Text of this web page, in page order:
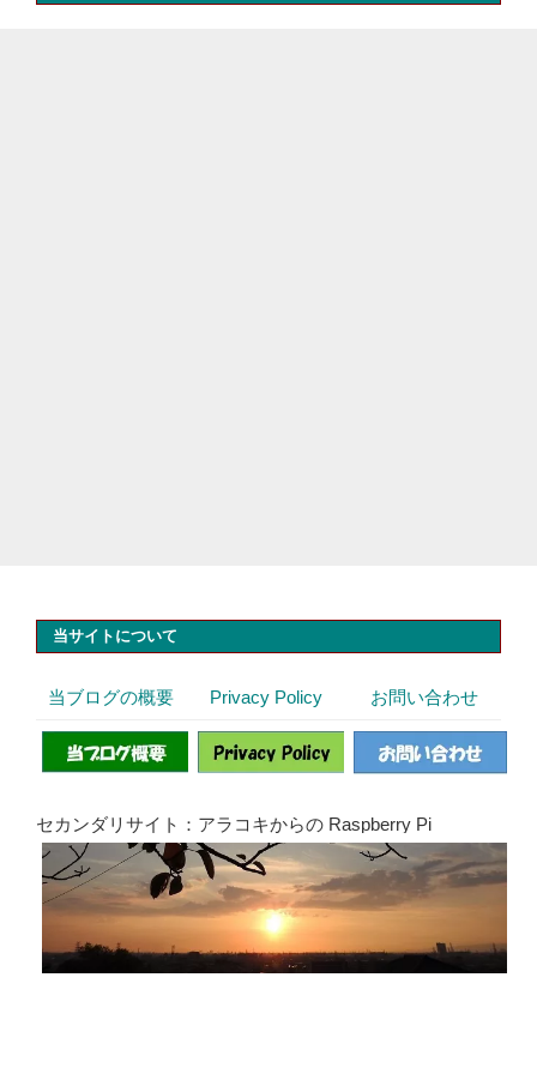
当サイトについて
当ブログの概要 Privacy Policy お問い合わせ
セカンダリサイト：アラコキからの Raspberry Pi